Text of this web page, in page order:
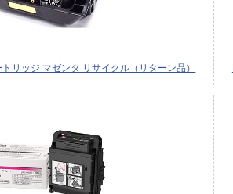
リッジ マゼンタ リサイクル（リターン品）